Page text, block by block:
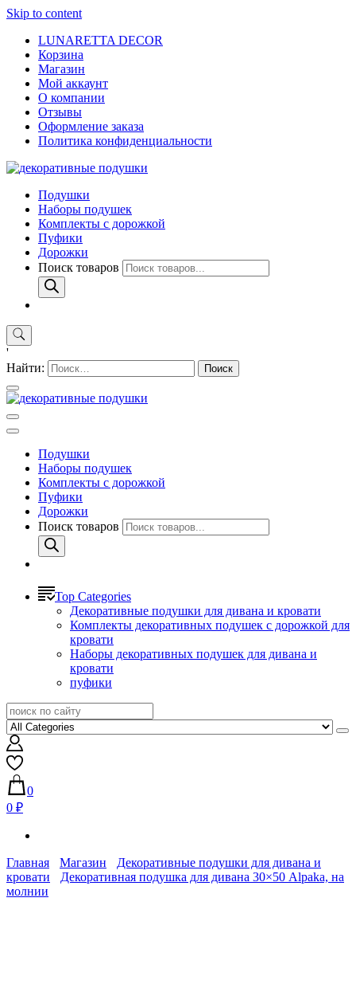
Skip to content
LUNARETTA DECOR
Корзина
Магазин
Мой аккаунт
О компании
Отзывы
Оформление заказа
Политика конфиденциальности
Подушки
Наборы подушек
Комплекты с дорожкой
Пуфики
Дорожки
Поиск товаров
'
Найти:
Подушки
Наборы подушек
Комплекты с дорожкой
Пуфики
Дорожки
Поиск товаров
Top Categories
Декоративные подушки для дивана и кровати
Комплекты декоративных подушек с дорожкой для
кровати
Наборы декоративных подушек для дивана и
кровати
пуфики
0
0 ₽
Главная Магазин
Декоративные подушки для дивана и
кровати
Декоративная подушка для дивана 30×50 Alpaka, на
молнии